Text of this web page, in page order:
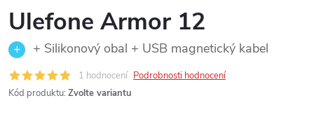
Ulefone Armor 12
+ Silikonový obal + USB magnetický kabel
1 hodnocení Podrobnosti hodnocení
Kód produktu: Zvolte variantu